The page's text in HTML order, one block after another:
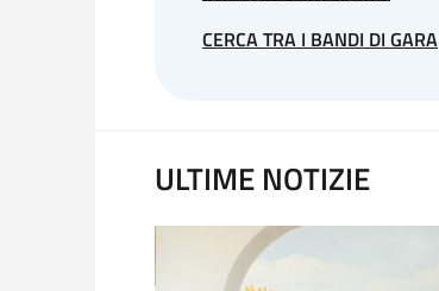
CERCA TRA I BANDI DI GARA
ULTIME NOTIZIE